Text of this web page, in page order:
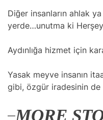
Diğer insanların ahlak ya
yerde…unutma ki Herşey
Aydınlığa hizmet için
Yasak meyve insanın
gibi, özgür iradesinin de
MORE